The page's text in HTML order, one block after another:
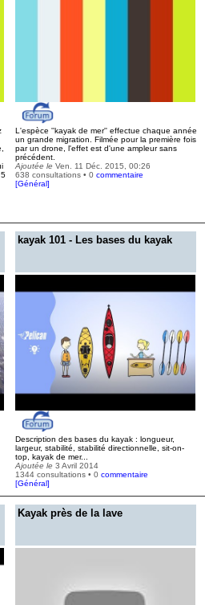
L'espèce ''kayak de mer'' effectue chaque année
un grande migration. Filmée pour la première fois
par un drone, l'effet est d'une ampleur sans
précédent.
Ajoutée le Ven. 11 Déc. 2015, 00:26
638 consultations • 0 commentaire
[Général]
kayak 101 - Les bases du kayak
Description des bases du kayak : longueur,
largeur, stabilité, stabilité directionnelle, sit-on-
top, kayak de mer...
Ajoutée le 3 Avril 2014
1344 consultations • 0 commentaire
[Général]
Kayak près de la lave